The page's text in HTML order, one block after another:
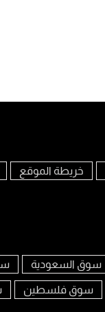
خريطة الموقع
سوق السعودية
سوق فلسطين